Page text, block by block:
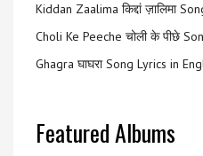
Kiddan Zaalima किद्दां ज़ालिमा
Choli Ke Peeche चोली के पीछे
Ghagra घाघरा Song Lyrics in
Featured Albums